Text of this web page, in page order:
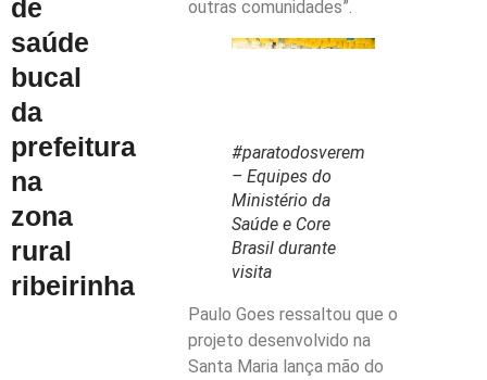
de
saúde
bucal
da
prefeitura
na
zona
rural
ribeirinha
outras comunidades”.
#paratodosverem
– Equipes do
Ministério da
Saúde e Core
Brasil durante
visita
Paulo Goes ressaltou que o
projeto desenvolvido na
Santa Maria lança mão do